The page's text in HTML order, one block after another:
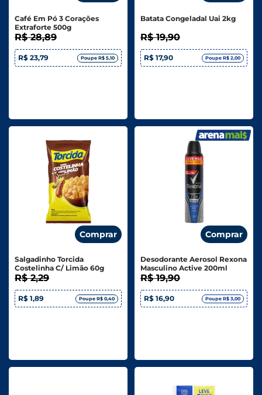
Café Em Pó 3 Corações
Extraforte 500g
R$ 28,89
R$ 23,79 Poupe R$ 5,10
Batata Congeladal Uai 2kg
R$ 19,90
R$ 17,90 Poupe R$ 2,00
Comprar
Salgadinho Torcida
Costelinha C/ Limão 60g
R$ 2,29
R$ 1,89 Poupe R$ 0,40
Comprar
Desodorante Aerosol Rexona
Masculino Active 200ml
R$ 19,90
R$ 16,90 Poupe R$ 3,00